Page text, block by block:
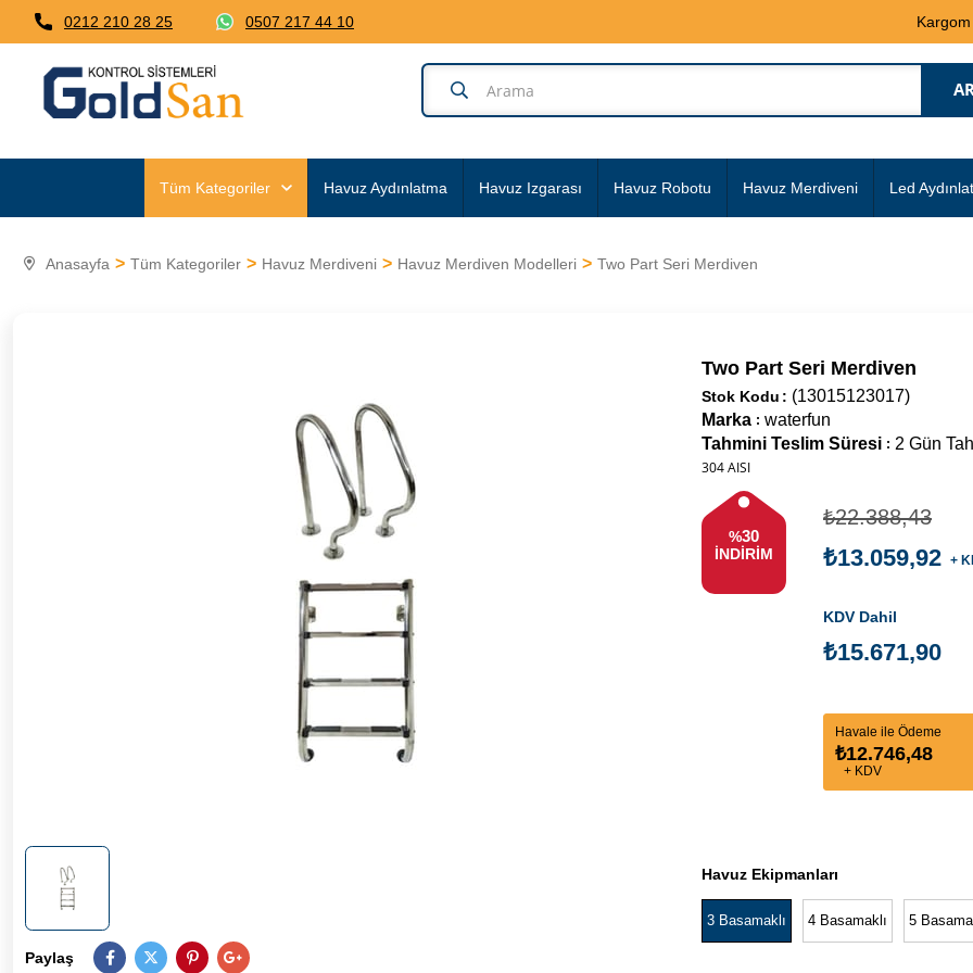
0212 210 28 25 0507 217 44 10
Tüm Kategoriler Havuz Aydınlatma Havuz Izgarası Havuz Robotu Havuz Merdiveni Led
Anasayfa Tüm Kategoriler Havuz Merdiveni Havuz Merdiven Modelleri Two Part Seri Merdiven
Paylaş
Two Part Seri Merdiven
(13015123017)
Stok Kodu
Marka : waterfun
Tahmini Teslim Süresi : 2 Gün
304 AISI
%30
İNDIRIM
₺22.388,43
₺13.059,92 +
KDV Dahil
₺15.671,90
Havale ile Ödeme
₺12.746,48
+ KDV
Havuz Ekipmanları
3 Basamaklı 4 Basamaklı 5